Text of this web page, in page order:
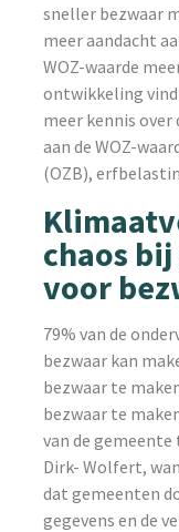
sneller bezwaar
meer aandacht
WOZ-waarde
ontwikkeling
meer kennis
aan de WOZ-
(OZB),
chaos
voor
79% van de
bezwaar kan
bezwaar te
bezwaar te
van de
Dirk- Wolfert,
dat gemeenten
gegevens en de